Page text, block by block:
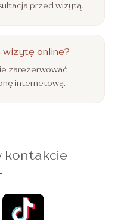
przed wizytą.
wizytę online?
zarezerwować
internetową.
kontakcie